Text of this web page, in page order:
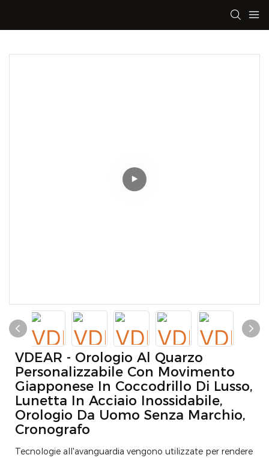
VDEAR - Orologio Al Quarzo
Personalizzabile Con Movimento
Giapponese In Coccodrillo Di Lusso,
Lunetta In Acciaio Inossidabile,
Orologio Da Uomo Senza Marchio,
Cronografo
Tecnologie all'avanguardia vengono utilizzate per rendere